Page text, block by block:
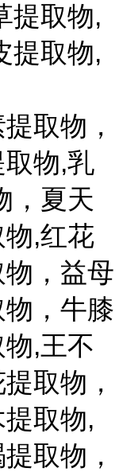
提取物,
提取物,
取物，
物,乳
，夏天
,红花
，益母
，牛膝
,王不
取物，
取物,
取物，